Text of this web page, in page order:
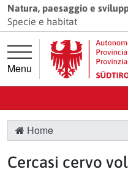
Vai direttamente alla
Vai al contenuto principale
Natura, paesaggio e
Specie e habitat
Menu
Home
Cercasi cervo